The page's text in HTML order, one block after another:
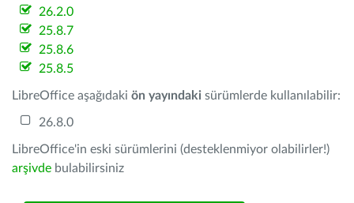
26.2.0
25.8.7
25.8.6
25.8.5
LibreOffice aşağıdaki ön yayındaki sürümlerde kullanılabilir:
26.8.0
LibreOffice'in eski sürümlerini (desteklenmiyor olabilirler!)
arşivde bulabilirsiniz